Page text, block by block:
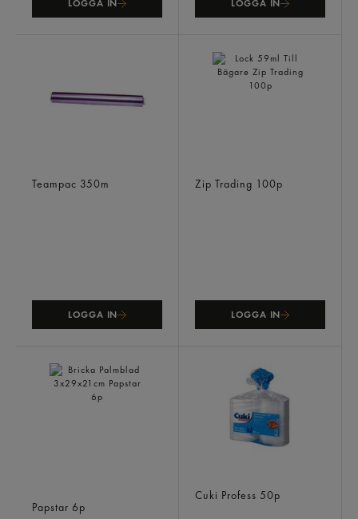
LOGGA IN LOGGA IN
Teampac 350m
LOGGA IN
Zip Trading 100p
LOGGA IN
Papstar 6p
Cuki Profess 50p